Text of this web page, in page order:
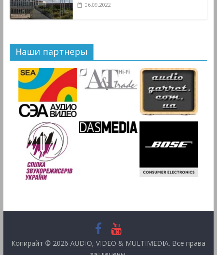
06.09.2022
Наши партнеры
Копирайт © 2026AUDIO, VIDEO & MULTIMEDIA. Все права